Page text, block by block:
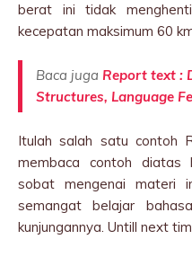
berat ini tidak
kecepatan maksimum 60
Baca juga Report text :
Structures, Language
Itulah salah satu contoh
membaca contoh diatas
sobat mengenai materi
semangat belajar
kunjungannya. Untill next